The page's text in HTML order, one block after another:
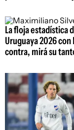
La floja estadística
Uruguaya 2026
contra, mirá su